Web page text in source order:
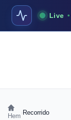
Live
Hem Recorrido